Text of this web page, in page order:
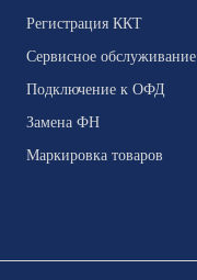
Регистрация ККТ
Сервисное обслуживание
Подключение к ОФД
Замена ФН
Маркировка товаров